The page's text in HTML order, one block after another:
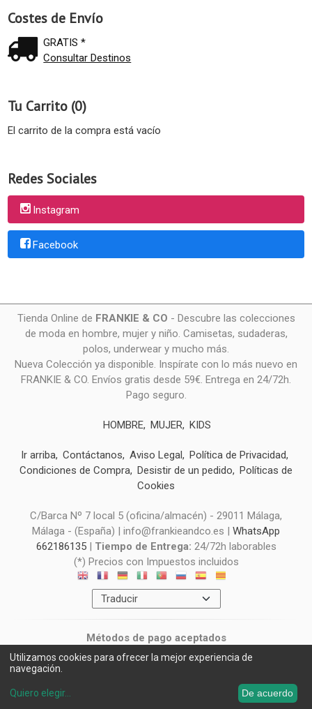
Costes de Envío
GRATIS *
Consultar Destinos
Tu Carrito (0)
El carrito de la compra está vacío
Redes Sociales
Instagram
Facebook
Tienda Online de FRANKIE & CO - Descubre las colecciones
de moda en hombre, mujer y niño. Camisetas, sudaderas,
polos, underwear y mucho más.
Nueva Colección ya disponible. Inspírate con lo más nuevo en
FRANKIE & CO. Envíos gratis desde 59€. Entrega en 24/72h.
Pago seguro.
HOMBRE MUJER KIDS
Ir arriba Contáctanos Aviso Legal
Política de Privacidad
Condiciones de Compra Desistir de un pedido
Políticas de
Cookies
C/Barca Nº 7 local 5 (oficina/almacén) - 29011 Málaga,
Málaga - (España) | info@frankieandco.es | WhatsApp
662186135| Tiempo de Entrega: 24/72h laborables
(*) Precios con Impuestos incluidos
Métodos de pago aceptados
Utilizamos cookies para ofrecer la mejor experiencia de
navegación.
Quiero elegir... De acuerdo